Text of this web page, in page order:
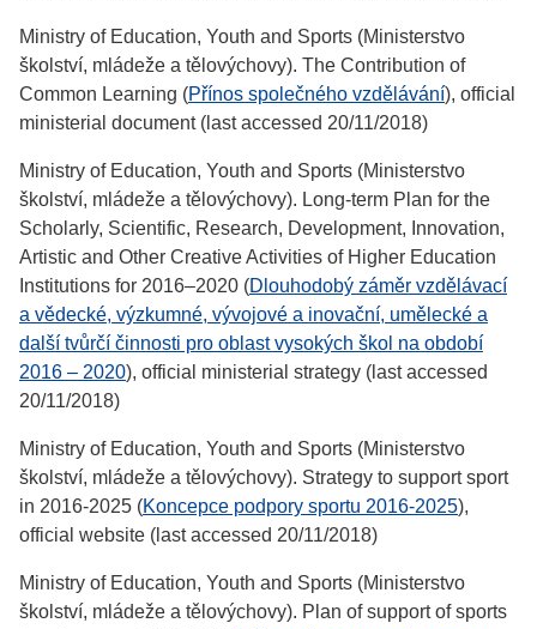
Ministry of Education, Youth and Sports (Ministerstvo
školství, mládeže a tělovýchovy). The Contribution of
Common Learning (Přínos společného vzdělávání), official
ministerial document (last accessed 20/11/2018)
Ministry of Education, Youth and Sports (Ministerstvo
školství, mládeže a tělovýchovy). Long-term Plan for the
Scholarly, Scientific, Research, Development, Innovation,
Artistic and Other Creative Activities of Higher Education
Institutions for 2016–2020 (Dlouhodobý záměr vzdělávací
a vědecké, výzkumné, vývojové a inovační, umělecké a
další tvůrčí činnosti pro oblast vysokých škol na období
2016 – 2020), official ministerial strategy (last accessed
20/11/2018)
Ministry of Education, Youth and Sports (Ministerstvo
školství, mládeže a tělovýchovy). Strategy to support sport
in 2016-2025 (Koncepce podpory sportu 2016-2025),
official website (last accessed 20/11/2018)
Ministry of Education, Youth and Sports (Ministerstvo
školství, mládeže a tělovýchovy). Plan of support of sports